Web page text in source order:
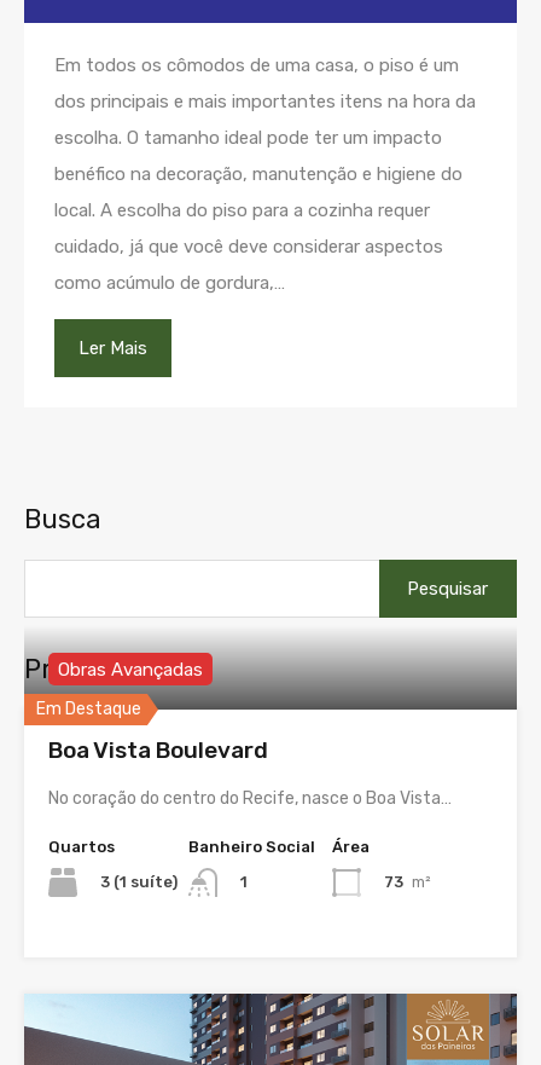
Em todos os cômodos de uma casa, o piso é um
dos principais e mais importantes itens na hora da
escolha. O tamanho ideal pode ter um impacto
benéfico na decoração, manutenção e higiene do
local. A escolha do piso para a cozinha requer
cuidado, já que você deve considerar aspectos
como acúmulo de gordura,…
Ler Mais
Busca
por:
Propriedades
Em Destaque
Obras Avançadas
Boa Vista Boulevard
No coração do centro do Recife, nasce o Boa Vista…
Quartos
3 (1 suíte)
Banheiro Social
1
Área
73 m²